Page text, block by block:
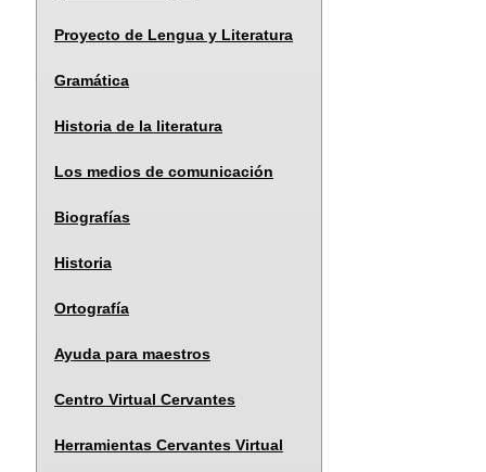
Proyecto de Lengua y Literatura
Gramática
Historia de la literatura
Los medios de comunicación
Biografías
Historia
Ortografía
Ayuda para maestros
Centro Virtual Cervantes
Herramientas Cervantes Virtual